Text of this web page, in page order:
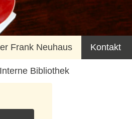
Frank Neuhaus Kontakt
Interne Bibliothek